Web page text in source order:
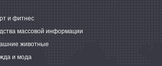
и фитнес
массовой информации
животные
и мода